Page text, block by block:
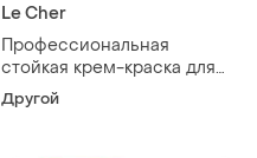
Le Cher
Профессиональная
стойкая крем-краска для
волос le cher geneza
geneza 8.9 ( 8bc) светло-
Другой